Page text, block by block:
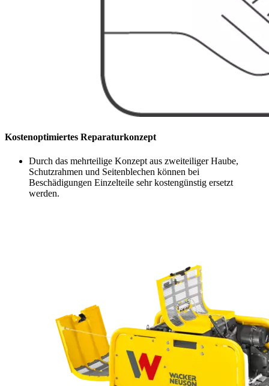
Kostenoptimiertes Reparaturkonzept
Durch das mehrteilige Konzept aus zweiteiliger Haube,
Schutzrahmen und Seitenblechen können bei
Beschädigungen Einzelteile sehr kostengünstig ersetzt
werden.